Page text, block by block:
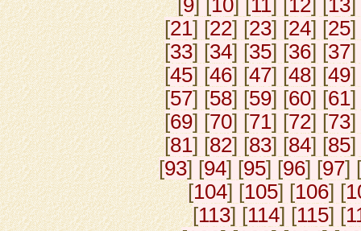
[9] [10] [11] [12] [13]
[21] [22] [23] [24] [25]
[33] [34] [35] [36] [37]
[45] [46] [47] [48] [49]
[57] [58] [59] [60] [61]
[69] [70] [71] [72] [73]
[81] [82] [83] [84] [85]
[93] [94] [95] [96] [97] [
[104] [105] [106] [
[113] [114] [115] [